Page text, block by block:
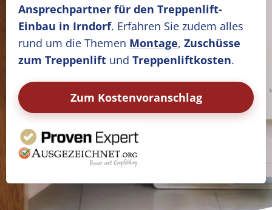
Ansprechpartner für den Treppenlift-
Einbau in Irndorf. Erfahren Sie zudem alles
rund um die Themen Montage, Zuschüsse
zum Treppenlift und Treppenliftkosten.
Zum Kostenvoranschlag